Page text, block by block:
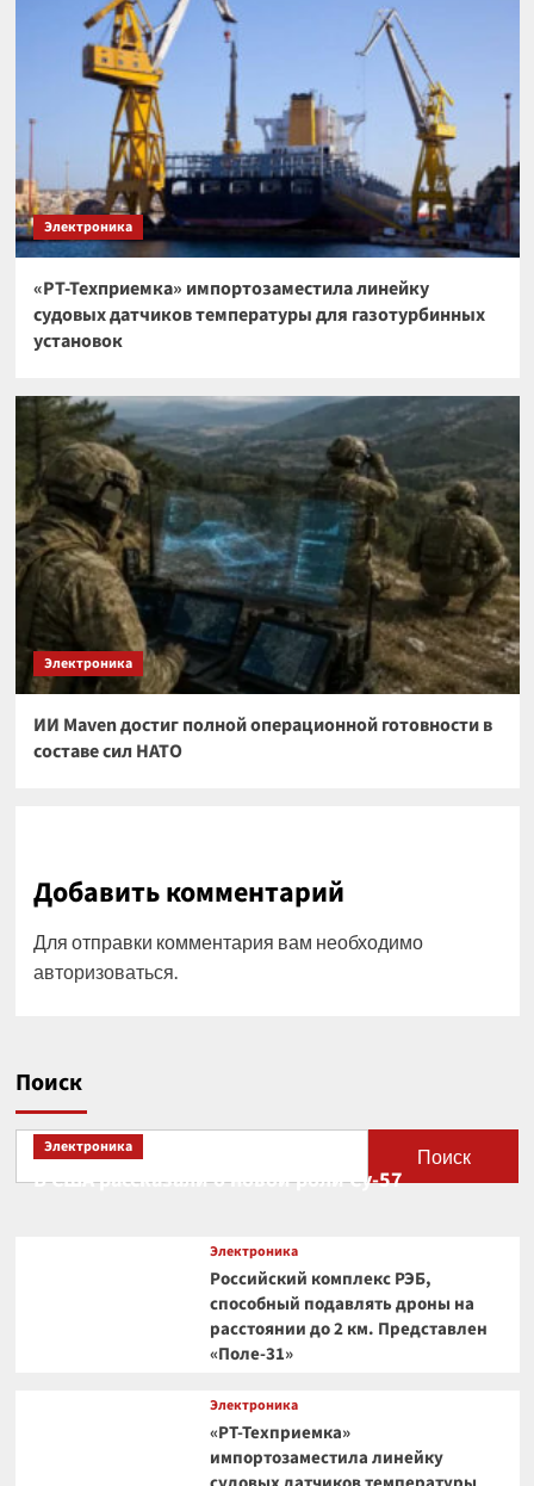
Электроника
«РТ-Техприемка» импортозаместила линейку
судовых датчиков температуры для газотурбинных
установок
Электроника
ИИ Maven достиг полной операционной готовности в
составе сил НАТО
Добавить комментарий
Для отправки комментария вам необходимо
авторизоваться.
Поиск
Поиск
Электроника
В США рассказали о новой роли Су-57
Электроника
Российский комплекс РЭБ,
способный подавлять дроны на
расстоянии до 2 км. Представлен
«Поле-31»
Электроника
«РТ-Техприемка»
импортозаместила линейку